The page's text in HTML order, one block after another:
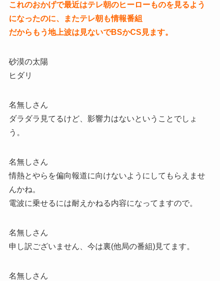
これのおかげで最近はテレ朝のヒーローものを見るよう
になったのに、またテレ朝も情報番組
だからもう地上波は見ないでBSかCS見ます。
砂漠の太陽
ヒダリ
名無しさん
ダラダラ見てるけど、影響力はないということでしょ
う。
名無しさん
情熱とやらを偏向報道に向けないようにしてもらえませ
んかね。
電波に乗せるには耐えかねる内容になってますので。
名無しさん
申し訳ございません、今は裏(他局の番組)見てます。
名無しさん